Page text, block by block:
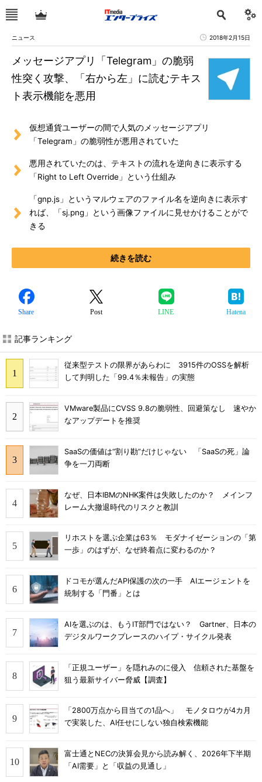
ニュース 2018年2月15日
メッセージアプリ「Telegram」の脆弱
性突く攻撃、「右から左」に読むテキス
ト表示機能を悪用
仮想通貨ユーザーの間で人気のメッセージアプリ
「Telegram」の脆弱性が悪用されていた
悪用されていたのは、テキストの流れを逆向きに表示する
「Right to Left Override」という仕組み
「gnp.js」というマルウェアのファイル名を逆向きに表示す
れば、「sj.png」という画像ファイルに見せかけることがで
きる
続きを読む
Share Post LINE Hatena
記事ランキング
従来型テストの限界があらわに 3915件のOSSを解析
して判明した「99.4％未報告」の実態
VMware製品にCVSS 9.8の脆弱性、回避策なし 速やか
なアップデートを推奨
SaaSの価値は“割り勘”だけじゃない 「SaaSの死」論
争を一刀両断
なぜ、日本IBMのNHK案件は失敗したのか？ メインフ
レーム大撤退時代のリスクと教訓
リホストを選ぶ企業は63％ モダナイゼーションの「第
一歩」のはずが、なぜ終着点に変わるのか？
ドコモが選んだAPI保護の次の一手 AIエージェントを
統制する「門番」とは
AIを選ぶのは、もうIT部門ではない？ Gartner、日本の
デジタルワークプレースのハイプ・サイクル発表
「正規ユーザー」を隠れみのに侵入 信頼された基盤を
狙う最新サイバー脅威【調査】
「2800万点から目当ての1品へ」 モノタロウが4カ月
で実装した、AI任せにしない独自検索機能
富士通とNECの決算会見から読み解く、2026年下半期
「AI需要」と「収益の見通し」